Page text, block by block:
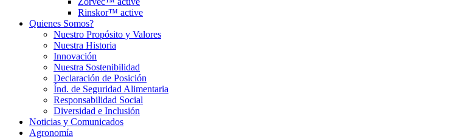
Rinskor™ active
Quienes Somos?
Nuestro Propósito y Valores
Nuestra Historia
Innovación
Nuestra Sostenibilidad
Declaración de Posición
Índ. de Seguridad Alimentaria
Responsabilidad Social
Diversidad e Inclusión
Noticias y Comunicados
Agronomía